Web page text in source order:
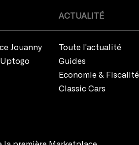
Jouanny
ACTUALITÉ
Toute l'actualité
Guides
Economie & Fiscalité
Classic Cars